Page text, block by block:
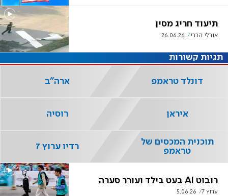
תיעוד חריג מסין
אורלי הררי 26.06.26
רובוט AI בעט בילד ועורר סערה
ערוץ 7 5.06.26
תגיות קשורות
דונלד טראמפ ארה"ב
איראן רוסיה
תוכנית המכסים של
טראמפ
רדיו ערוץ 7